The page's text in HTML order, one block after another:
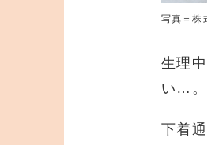
写真＝株
生理
い…。
下着